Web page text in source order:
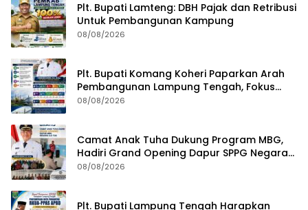
Plt. Bupati Lamteng: DBH Pajak dan Retribusi
Untuk Pembangunan Kampung
08/08/2026
Plt. Bupati Komang Koheri Paparkan Arah
Pembangunan Lampung Tengah, Fokus
pada SDM, Ekonomi, Infrastruktur dan
08/08/2026
Camat Anak Tuha Dukung Program MBG,
Hadiri Grand Opening Dapur SPPG Negara
Aji Tua Lampung Tengah
08/08/2026
Plt. Bupati Lampung Tengah Harapkan